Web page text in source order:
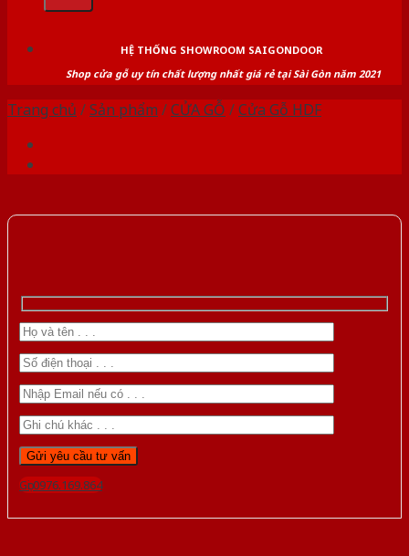
HỆ THỐNG SHOWROOM SAIGONDOOR
Shop cửa gỗ uy tín chất lượng nhất giá rẻ tại Sài Gòn năm 2021
Trang chủ /Sản phẩm /CỬA GỖ /Cửa Gỗ HDF
Gọi 0976.169.864